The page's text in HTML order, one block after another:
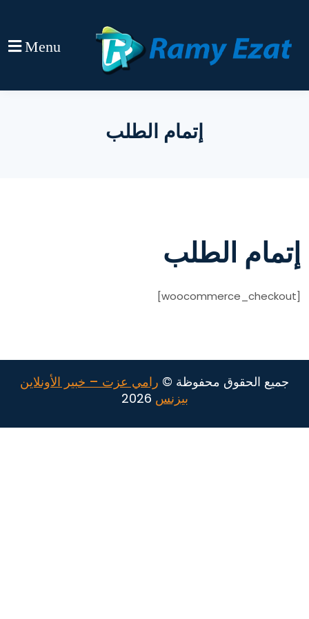
Menu
إتمام الطلب
إتمام الطلب
[woocommerce_checkout]
جميع الحقوق محفوظة © رامي عزت – خبير الأونلاين
بيزنس